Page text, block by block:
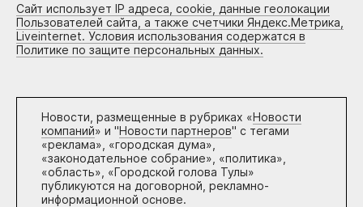
Сайт использует IP адреса, cookie, данные геолокации
Пользователей сайта, а также счетчики Яндекс.Метрика,
Liveinternet. Условия использования содержатся в
Политике по защите персональных данных.
Новости, размещенные в рубриках «Новости
компаний» и "Новости партнеров" с тегами
«реклама», «городская дума»,
«законодательное собрание», «политика»,
«область», «Городской голова Тулы»
публикуются на договорной, рекламно-
информационной основе.